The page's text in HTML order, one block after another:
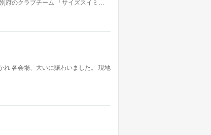
府のクラブチーム 「サイズスイミ…
れ 各会場、大いに賑わいました。 現地